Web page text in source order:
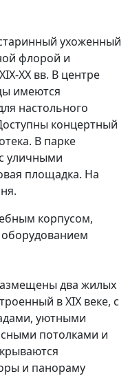
ухоженный
флорой и
XX вв. В центре
имеются
настольного
концертный
В парке
уличными
площадка. На
корпусом,
два жилых
в XIX веке, с
уютными
потолками и
и панораму